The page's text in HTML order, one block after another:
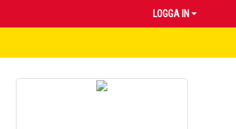
LOGGA IN